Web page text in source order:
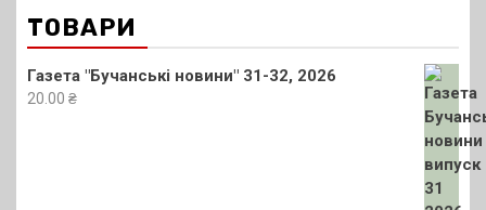
ТОВАРИ
Газета "Бучанські новини" 31-32, 2026
20.00 ₴